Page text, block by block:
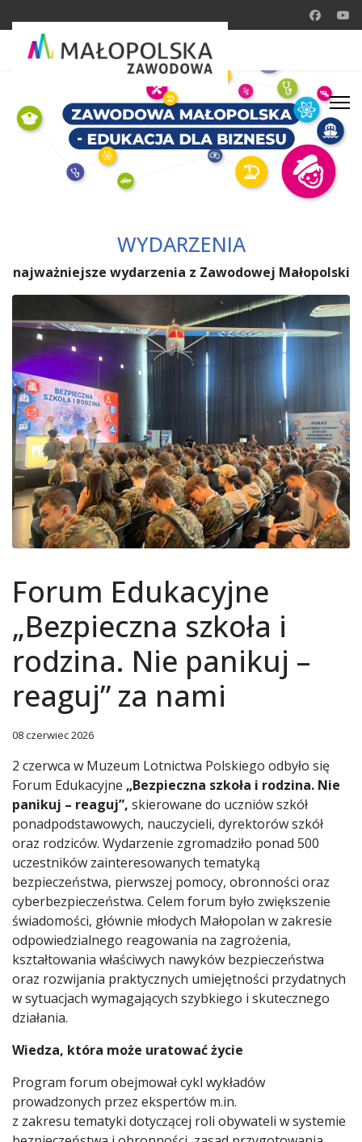
WYDARZENIA
najważniejsze wydarzenia z Zawodowej Małopolski
Forum Edukacyjne
„Bezpieczna szkoła i
rodzina. Nie panikuj –
reaguj” za nami
08 czerwiec 2026
2 czerwca w Muzeum Lotnictwa Polskiego odbyło się
Forum Edukacyjne „Bezpieczna szkoła i rodzina. Nie
panikuj – reaguj”, skierowane do uczniów szkół
ponadpodstawowych, nauczycieli, dyrektorów szkół
oraz rodziców. Wydarzenie zgromadziło ponad 500
uczestników zainteresowanych tematyką
bezpieczeństwa, pierwszej pomocy, obronności oraz
cyberbezpieczeństwa. Celem forum było zwiększenie
świadomości, głównie młodych Małopolan w zakresie
odpowiedzialnego reagowania na zagrożenia,
kształtowania właściwych nawyków bezpieczeństwa
oraz rozwijania praktycznych umiejętności przydatnych
w sytuacjach wymagających szybkiego i skutecznego
działania.
Wiedza, która może uratować życie
Program forum obejmował cykl wykładów
prowadzonych przez ekspertów m.in.
z zakresu tematyki dotyczącej roli obywateli w systemie